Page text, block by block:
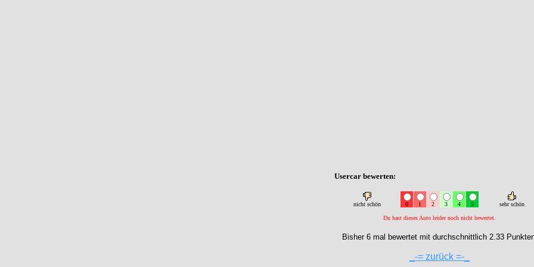
Usercar bewerten:
nicht schön 0 1 2 3 4 5 sehr schön
Du hast dieses Auto leider noch nicht bewertet.
Bisher 6 mal bewertet mit durchschnittlich 2.33
_-= zurück =-_